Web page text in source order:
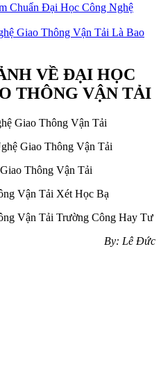
Chuẩn Đại Học Công Nghệ
Giao Thông Vận Tải Là Bao
VỀ ĐẠI HỌC
THÔNG VẬN TẢI
By: Lê Đức